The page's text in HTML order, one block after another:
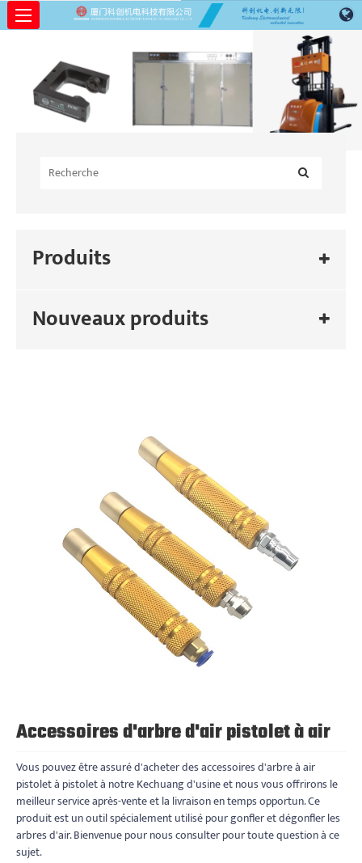
Produits
Nouveaux produits
Accessoires d'arbre d'air pistolet à air
Vous pouvez être assuré d'acheter des accessoires d'arbre à air
pistolet à pistolet à notre Kechuang d'usine et nous vous offrirons le
meilleur service après-vente et la livraison en temps opportun. Ce
produit est un outil spécialement utilisé pour gonfler et dégonfler les
arbres d'air. Bienvenue pour nous consulter pour toute question à ce
sujet.